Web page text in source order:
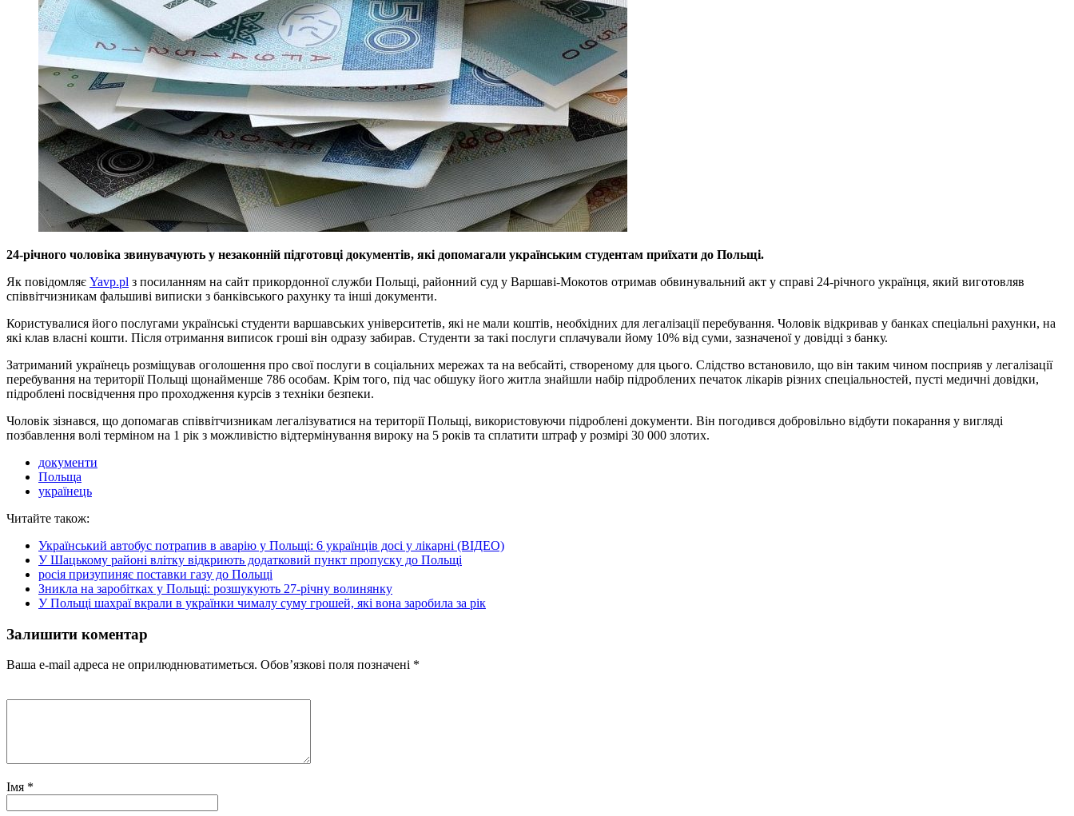
24-річного чоловіка звинувачують у незаконній підготовці документів, які допомагали українським студентам приїхати до Польщі.
Як повідомляє Yavp.pl з посиланням на сайт прикордонної служби Польщі, районний суд у Варшаві-Мокотов отримав обвинувальний акт у справі 24-річного українця, який виготовляв
співвітчизникам фальшиві виписки з банківського рахунку та інші документи.
Користувалися його послугами українські студенти варшавських університетів, які не мали коштів, необхідних для легалізації перебування. Чоловік відкривав у банках спеціальні рахунки, на
які клав власні кошти. Після отримання виписок гроші він одразу забирав. Студенти за такі послуги сплачували йому 10% від суми, зазначеної у довідці з банку.
Затриманий українець розміщував оголошення про свої послуги в соціальних мережах та на вебсайті, створеному для цього. Слідство встановило, що він таким чином посприяв у легалізації
перебування на території Польщі щонайменше 786 особам. Крім того, під час обшуку його житла знайшли набір підроблених печаток лікарів різних спеціальностей, пусті медичні довідки,
підроблені посвідчення про проходження курсів з техніки безпеки.
Чоловік зізнався, що допомагав співвітчизникам легалізуватися на території Польщі, використовуючи підроблені документи. Він погодився добровільно відбути покарання у вигляді
позбавлення волі терміном на 1 рік з можливістю відтермінування вироку на 5 років та сплатити штраф у розмірі 30 000 злотих.
документи
Польща
українець
Читайте також:
Український автобус потрапив в аварію у Польщі: 6 українців досі у лікарні (ВІДЕО)
У Шацькому районі влітку відкриють додатковий пункт пропуску до Польщі
росія призупиняє поставки газу до Польщі
Зникла на заробітках у Польщі: розшукують 27-річну волинянку
У Польщі шахраї вкрали в українки чималу суму грошей, які вона заробила за рік
Залишити коментар
Ваша e-mail адреса не оприлюднюватиметься. Обов’язкові поля позначені *
Імя *